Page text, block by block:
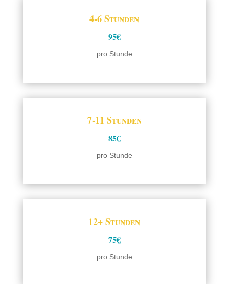
4-6 Stunden
95€
pro Stunde
7-11 Stunden
85€
pro Stunde
12+ Stunden
75€
pro Stunde